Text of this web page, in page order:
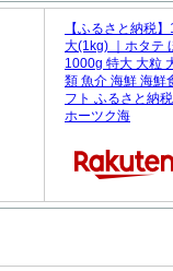
【ふるさと納税
大(1kg) ｜ホタテ
1000g 特大 大粒
類 魚介 海鮮 海鮮
フト ふるさと納
ホーツク海